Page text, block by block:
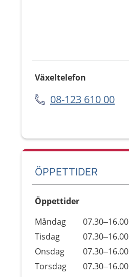
Växeltelefon
08-123 610 00
ÖPPETTIDER
Öppettider
Dag
Öppettider
Kommentarer
Måndag
07.30–16.00
Tisdag
07.30–16.00
Onsdag
07.30–16.00
Torsdag
07.30–16.00